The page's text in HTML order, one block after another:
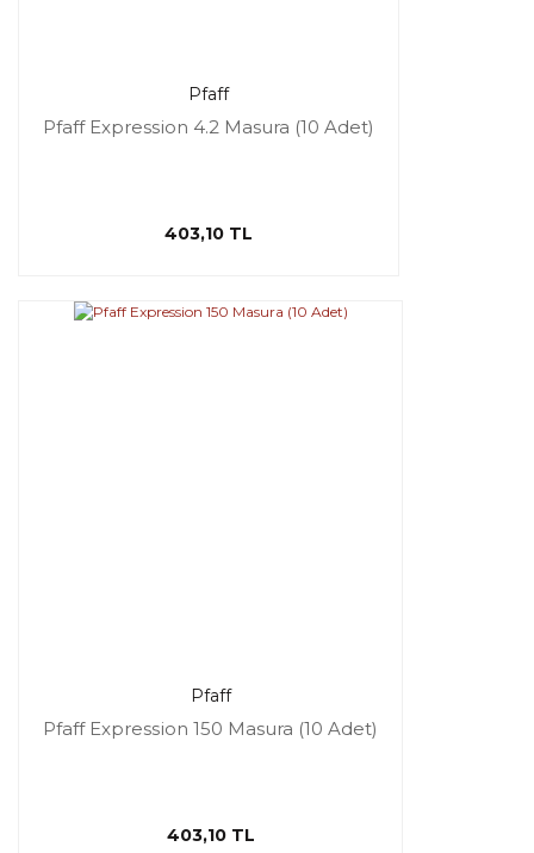
Pfaff
Pfaff Expression 4.2 Masura (10 Adet)
403,10 TL
Pfaff
Pfaff Expression 150 Masura (10 Adet)
403,10 TL